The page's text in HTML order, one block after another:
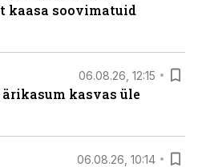
kaasa soovimatuid
06.08.26, 12:15
kasvas üle
06.08.26, 10:14